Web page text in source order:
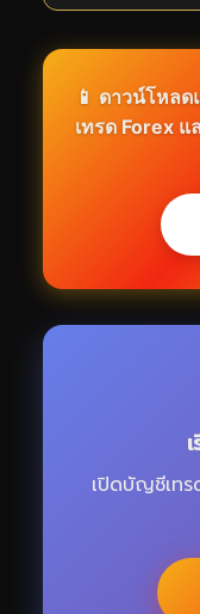
📱 ดาวน์โหล
เทรด Forex
เปิดบัญชีเท